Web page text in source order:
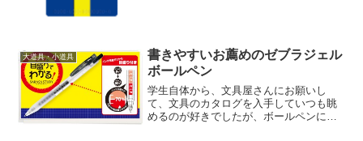
大道具・小道具
書きやすいお薦めのゼブラジェル
ボールペン
学生自体から、文具屋さんにお願いし
て、文具のカタログを入手していつも眺
めるのが好きでしたが、ボールペンにつ